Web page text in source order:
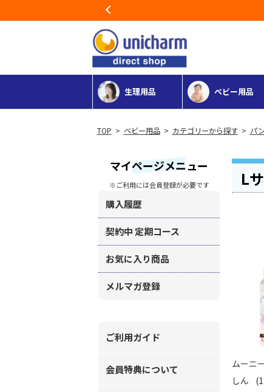
生理用品 ベビー用品
> ベビー用品> カテゴリーから探す> パ
マイページメニュー
※ご利用には会員登録が必要です
購入履歴
契約中 定期コース
お気に入り商品
メルマガ登録
ご利用ガイド
会員特典について
L
ムーニ
しん